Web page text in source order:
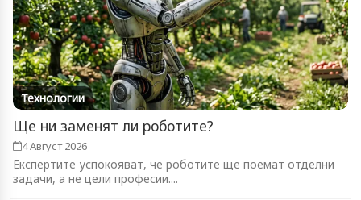
Технологии
Ще ни заменят ли роботите?
4 Август 2026
Експертите успокояват, че роботите ще поемат отделни
задачи, а не цели професии....